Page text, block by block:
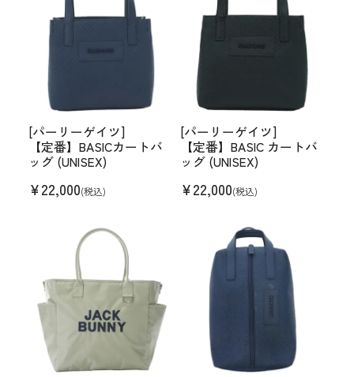
[パーリーゲイツ]
【定番】BASICカートバ
ッグ (UNISEX)
¥22,000(税込)
[パーリーゲイツ]
【定番】BASIC カートバ
ッグ (UNISEX)
¥22,000(税込)